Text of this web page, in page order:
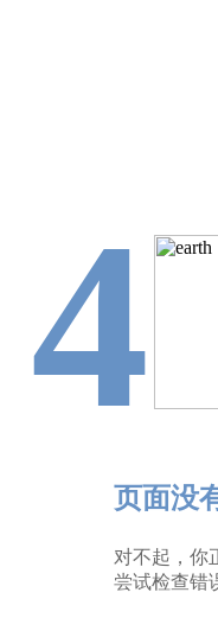
4
页面没
对不起，你
尝试检查